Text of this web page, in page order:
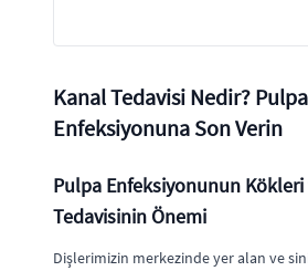
Kanal Tedavisi Nedir? Pulpa
Enfeksiyonuna Son Verin
Pulpa Enfeksiyonunun Kökleri
Tedavisinin Önemi
Dişlerimizin merkezinde yer alan ve